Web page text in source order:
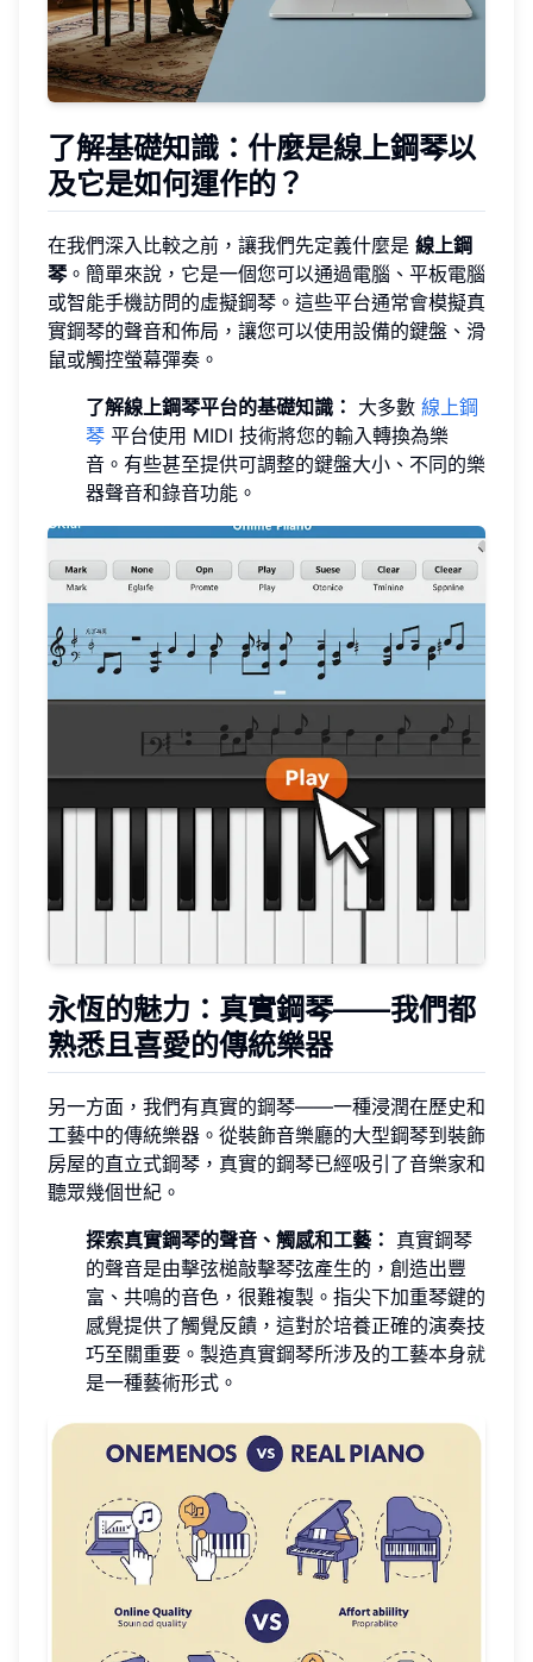
了解基礎知識：什麼是線上鋼琴以
及它是如何運作的？
在我們深入比較之前，讓我們先定義什麼是 線上鋼
琴。簡單來說，它是一個您可以通過電腦、平板電腦
或智能手機訪問的虛擬鋼琴。這些平台通常會模擬真
實鋼琴的聲音和佈局，讓您可以使用設備的鍵盤、滑
鼠或觸控螢幕彈奏。
了解線上鋼琴平台的基礎知識： 大多數 線上鋼
琴 平台使用 MIDI 技術將您的輸入轉換為樂
音。有些甚至提供可調整的鍵盤大小、不同的樂
器聲音和錄音功能。
永恆的魅力：真實鋼琴——我們都
熟悉且喜愛的傳統樂器
另一方面，我們有真實的鋼琴——一種浸潤在歷史和
工藝中的傳統樂器。從裝飾音樂廳的大型鋼琴到裝飾
房屋的直立式鋼琴，真實的鋼琴已經吸引了音樂家和
聽眾幾個世紀。
探索真實鋼琴的聲音、觸感和工藝： 真實鋼琴
的聲音是由擊弦槌敲擊琴弦產生的，創造出豐
富、共鳴的音色，很難複製。指尖下加重琴鍵的
感覺提供了觸覺反饋，這對於培養正確的演奏技
巧至關重要。製造真實鋼琴所涉及的工藝本身就
是一種藝術形式。